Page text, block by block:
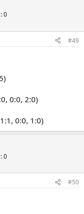
0
#49
0:0, 2:0)
0:0, 1:0)
0
#50